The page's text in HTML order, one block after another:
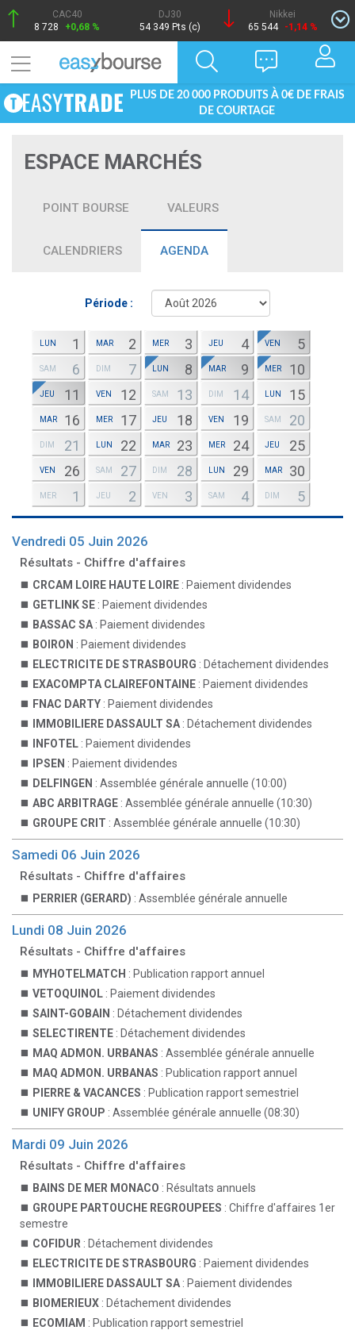
CAC40
8 728
+0,68 %
DJ30
54 349 Pts (c)
Nikkei
65 544 -1,14 %
PLUS DE 20 000 PRODUITS À 0€ DE FRAIS
DE COURTAGE
ESPACE MARCHÉS
POINT BOURSE VALEURS
CALENDRIERS AGENDA
Période :
LUN 1 MAR 2 MER 3 JEU 4 VEN 5
SAM 6 DIM 7 LUN 8 MAR 9 MER 10
JEU 11 VEN 12 SAM 13 DIM 14 LUN 15
MAR 16 MER 17 JEU 18 VEN 19 SAM 20
DIM 21 LUN 22 MAR 23 MER 24 JEU 25
VEN 26 SAM 27 DIM 28 LUN 29 MAR 30
MER 1 JEU 2 VEN 3 SAM 4 DIM 5
Vendredi 05 Juin 2026
Résultats - Chiffre d'affaires
CRCAM LOIRE HAUTE LOIRE : Paiement dividendes
GETLINK SE : Paiement dividendes
BASSAC SA : Paiement dividendes
BOIRON : Paiement dividendes
ELECTRICITE DE STRASBOURG : Détachement dividendes
EXACOMPTA CLAIREFONTAINE : Paiement dividendes
FNAC DARTY : Paiement dividendes
IMMOBILIERE DASSAULT SA : Détachement dividendes
INFOTEL : Paiement dividendes
IPSEN : Paiement dividendes
DELFINGEN : Assemblée générale annuelle (10:00)
ABC ARBITRAGE : Assemblée générale annuelle (10:30)
GROUPE CRIT : Assemblée générale annuelle (10:30)
Samedi 06 Juin 2026
Résultats - Chiffre d'affaires
PERRIER (GERARD) : Assemblée générale annuelle
Lundi 08 Juin 2026
Résultats - Chiffre d'affaires
MYHOTELMATCH : Publication rapport annuel
VETOQUINOL : Paiement dividendes
SAINT-GOBAIN : Détachement dividendes
SELECTIRENTE : Détachement dividendes
MAQ ADMON. URBANAS : Assemblée générale annuelle
MAQ ADMON. URBANAS : Publication rapport annuel
PIERRE & VACANCES : Publication rapport semestriel
UNIFY GROUP : Assemblée générale annuelle (08:30)
Mardi 09 Juin 2026
Résultats - Chiffre d'affaires
BAINS DE MER MONACO : Résultats annuels
GROUPE PARTOUCHE REGROUPEES : Chiffre d'affaires 1er
semestre
COFIDUR : Détachement dividendes
ELECTRICITE DE STRASBOURG : Paiement dividendes
IMMOBILIERE DASSAULT SA : Paiement dividendes
BIOMERIEUX : Détachement dividendes
ECOMIAM : Publication rapport semestriel